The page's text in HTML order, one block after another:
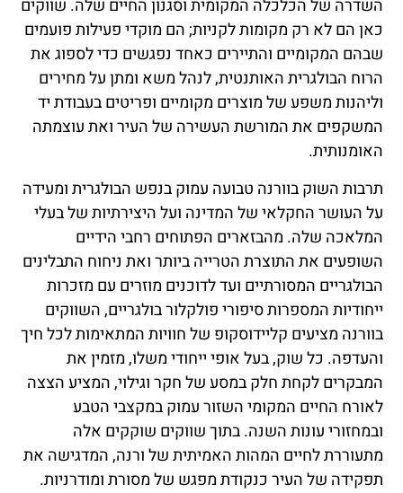
השדרה של הכלכלה המקומית וסגנון החיים שלה. שווקים
כאן הם לא רק מקומות לקניות; הם מוקדי פעילות פועמים
שבהם המקומיים והתיירים כאחד נפגשים כדי לספוג את
הרוח הבולגרית האותנטית, לנהל משא ומתן על מחירים
וליהנות משפע של מוצרים מקומיים ופריטים בעבודת יד
המשקפים את המורשת העשירה של העיר ואת עוצמתה
האומנותית.
תרבות השוק בוורנה טבועה עמוק בנפש הבולגרית ומעידה
על העושר החקלאי של המדינה ועל היצירתיות של בעלי
המלאכה שלה. מהבזארים הפתוחים רחבי הידיים
השופעים את התוצרת הטרייה ביותר ואת ניחוח התבלינים
הבולגריים המסורתיים ועד לדוכנים מוזרים עם מזכרות
ייחודיות המספרות סיפורי פולקלור בולגריים, השווקים
בוורנה מציעים קליידוסקופ של חוויות המתאימות לכל חיך
והעדפה. כל שוק, בעל אופי ייחודי משלו, מזמין את
המבקרים לקחת חלק במסע של חקר וגילוי, המציע הצצה
לאורח החיים המקומי השזור עמוק במקצבי הטבע
ובמחזורי עונות השנה. בתוך שווקים שוקקים אלה
מתעוררת לחיים המהות האמיתית של ורנה, המדגישה את
תפקידה של העיר כנקודת מפגש של מסורת ומודרניות.